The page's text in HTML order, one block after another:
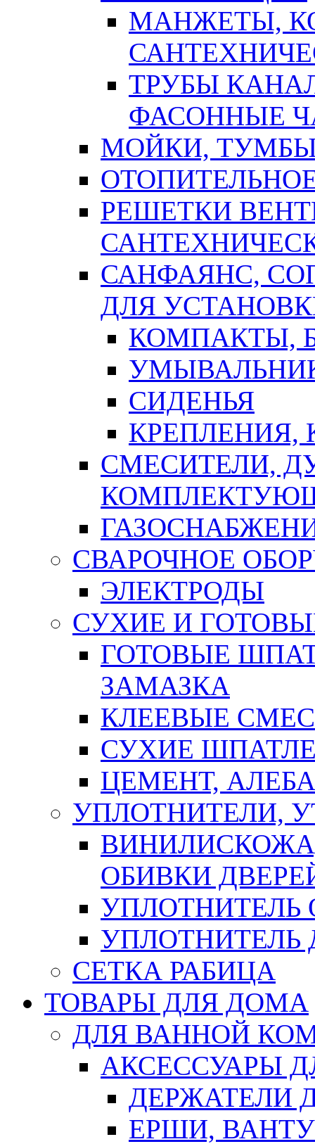
МАНЖЕТЫ,
ТРУБЫ
ФАСОННЫЕ
МОЙКИ,
РЕШЕТКИ
САНФАЯНС,
ДЛЯ
КОМПАКТЫ,
СИДЕНЬЯ
СМЕСИТЕЛИ,
СВАРОЧНОЕ
ЭЛЕКТРОДЫ
СУХИЕ И
ГОТОВЫЕ
ЗАМАЗКА
КЛЕЕВЫЕ
СУХИЕ
ЦЕМЕНТ,
УПЛОТНИТЕЛИ,
ОБИВКИ
УПЛОТНИТЕЛЬ
СЕТКА РАБИЦА
ТОВАРЫ ДЛЯ ДОМА
ДЛЯ ВАННОЙ
АКСЕССУАРЫ
ДЕРЖАТЕЛИ
ЕРШИ,